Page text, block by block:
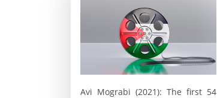
Avi Mograbi (2021): The first 54